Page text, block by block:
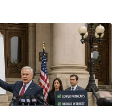
các doanh nghiệp có
Bản trong năm 2012
cao từ 30-50%.
Chủ tịch phụ trách các
hội Dịch vụ Công nghệ
biết theo những khảo